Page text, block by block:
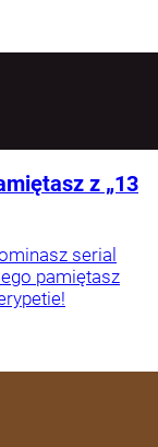
z „13
serial
pamiętasz